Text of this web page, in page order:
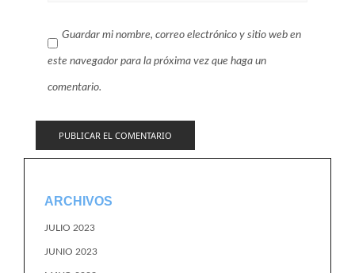
Guardar mi nombre, correo electrónico y sitio web en
este navegador para la próxima vez que haga un
comentario.
ARCHIVOS
JULIO 2023
JUNIO 2023